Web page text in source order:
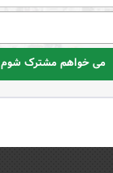
می خواهم مشترک شوم